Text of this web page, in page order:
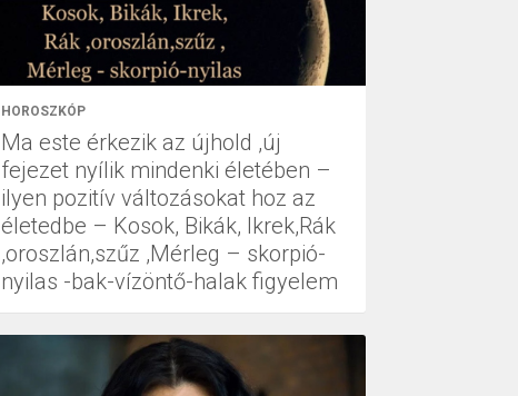
HOROSZKÓP
Ma este érkezik az újhold ,új
fejezet nyílik mindenki életében –
ilyen pozitív változásokat hoz az
életedbe – Kosok, Bikák, Ikrek,Rák
,oroszlán,szűz ,Mérleg – skorpió-
nyilas -bak-vízöntő-halak figyelem